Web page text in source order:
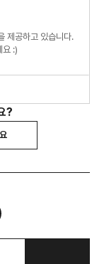
제공하고 있습니다.
요 :)
?